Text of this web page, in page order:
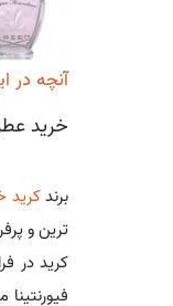
آنچه در
خرید عطر
برندکرید
ترین و
کرید در